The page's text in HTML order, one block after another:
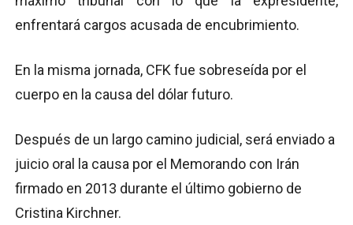
enfrentará cargos acusada de encubrimiento.
En la misma jornada, CFK fue sobreseída por el
cuerpo en la causa del dólar futuro.
Después de un largo camino judicial, será enviado a
juicio oral la causa por el Memorando con Irán
firmado en 2013 durante el último gobierno de
Cristina Kirchner.